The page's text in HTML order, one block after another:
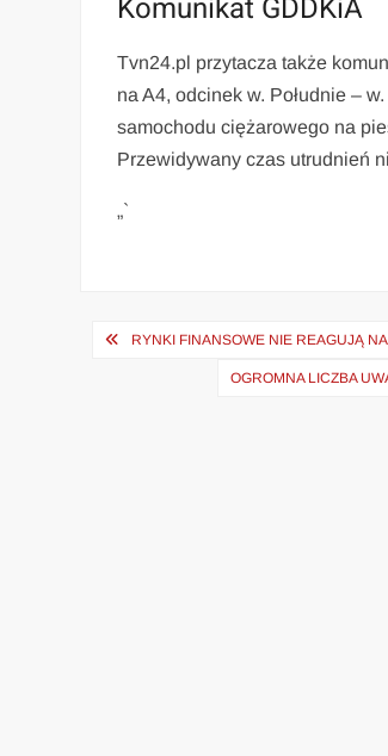
Komunikat GDDKiA
Tvn24.pl przytacza także
na A4, odcinek w. Południe –
samochodu ciężarowego na
Przewidywany czas utrudnień
„`
Nawigacja
RYNKI FINANSOWE NIE REAGUJĄ
OGROMNA LICZBA